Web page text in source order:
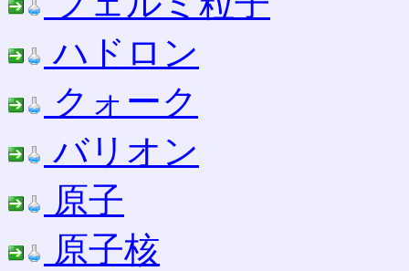
ハドロン
クォーク
バリオン
原子
原子核